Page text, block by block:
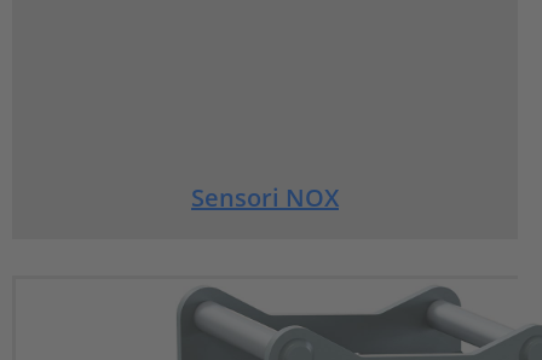
Sensori NOX